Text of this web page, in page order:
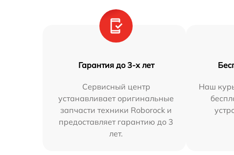
Гарантия до 3-х лет
Сервисный центр
устанавливает оригинальные
запчасти техники Roborock и
предоставляет гарантию до 3
лет.
Наш